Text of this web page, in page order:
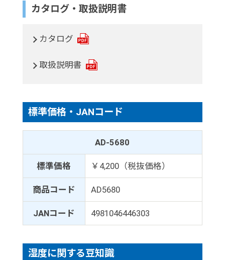
カタログ・取扱説明書
カタログ
取扱説明書
標準価格・JANコード
AD-5680
標準価格 ￥4,200（税抜価格）
商品コード AD5680
JANコード 4981046446303
湿度に関する豆知識